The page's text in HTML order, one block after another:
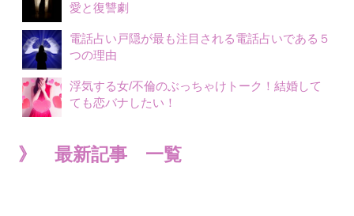
愛と復讐劇
電話占い戸隠が最も注目される電話占いである５
つの理由
浮気する女/不倫のぶっちゃけトーク！結婚して
ても恋バナしたい！
》 最新記事 一覧